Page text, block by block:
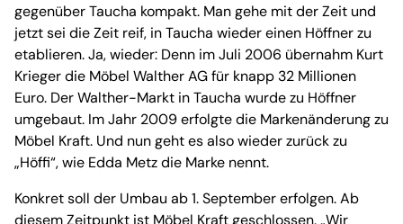
gegenüber Taucha kompakt. Man gehe mit der Zeit und
jetzt sei die Zeit reif, in Taucha wieder einen Höffner zu
etablieren. Ja, wieder: Denn im Juli 2006 übernahm Kurt
Krieger die Möbel Walther AG für knapp 32 Millionen
Euro. Der Walther-Markt in Taucha wurde zu Höffner
umgebaut. Im Jahr 2009 erfolgte die Markenänderung zu
Möbel Kraft. Und nun geht es also wieder zurück zu
„Höffi“, wie Edda Metz die Marke nennt.
Konkret soll der Umbau ab 1. September erfolgen. Ab
diesem Zeitpunkt ist Möbel Kraft geschlossen. „Wir